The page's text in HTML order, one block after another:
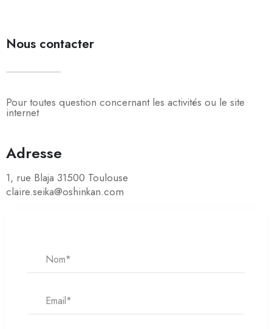
Nous contacter
Pour toutes question concernant les activités ou le site
internet
Adresse
1, rue Blaja 31500 Toulouse
claire.seika@oshinkan.com